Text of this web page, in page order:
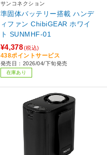
サンコネクション
準固体バッテリー搭載 ハンデ
ィファン ChibiGEAR ホワイ
ト SUNMHF-01
¥4,378(税込)
438ポイントサービス
発売日：2026/04/下旬発売
在庫あり